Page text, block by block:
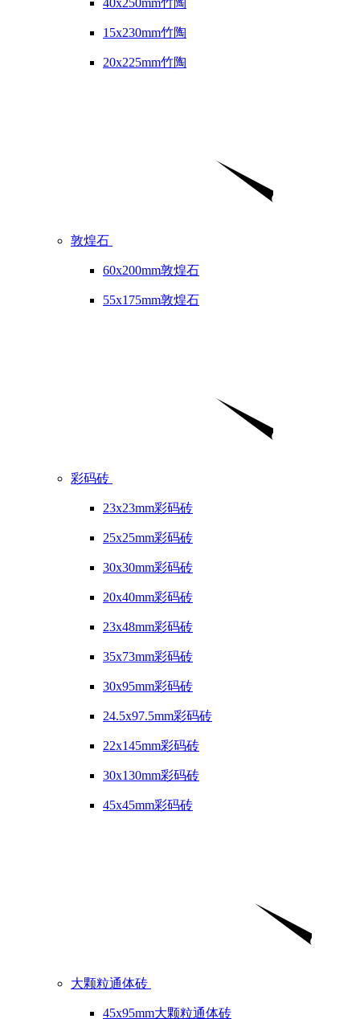
15x230mm竹陶
20x225mm竹陶
敦煌石
60x200mm敦煌石
55x175mm敦煌石
彩码砖
23x23mm彩码砖
25x25mm彩码砖
30x30mm彩码砖
20x40mm彩码砖
23x48mm彩码砖
35x73mm彩码砖
30x95mm彩码砖
24.5x97.5mm彩码砖
22x145mm彩码砖
30x130mm彩码砖
45x45mm彩码砖
大颗粒通体砖
45x95mm大颗粒通体砖